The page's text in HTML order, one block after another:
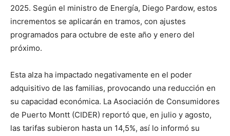
2025. Según el ministro de Energía, Diego Pardow, estos
incrementos se aplicarán en tramos, con ajustes
programados para octubre de este año y enero del
próximo.
Esta alza ha impactado negativamente en el poder
adquisitivo de las familias, provocando una reducción en
su capacidad económica. La Asociación de Consumidores
de Puerto Montt (CIDER) reportó que, en julio y agosto,
las tarifas subieron hasta un 14,5%, así lo informó su